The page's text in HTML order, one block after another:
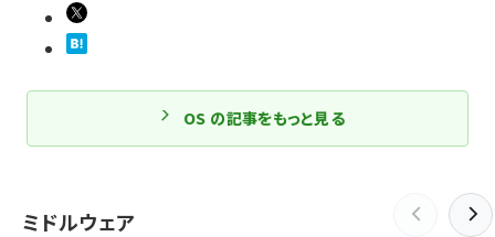
OS の記事をもっと見る
ミドルウェア